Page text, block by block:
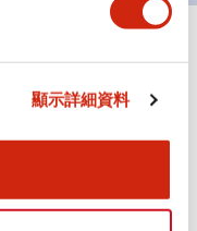
顯示詳細資料